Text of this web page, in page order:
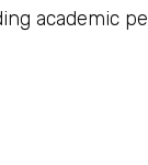
academic